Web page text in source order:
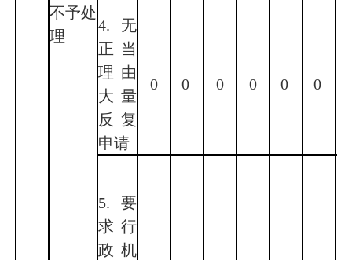
不予处
理
4.无
正当
理由
大量
反复
申请
0 0 0 0 0 0
5.要
求行
政机